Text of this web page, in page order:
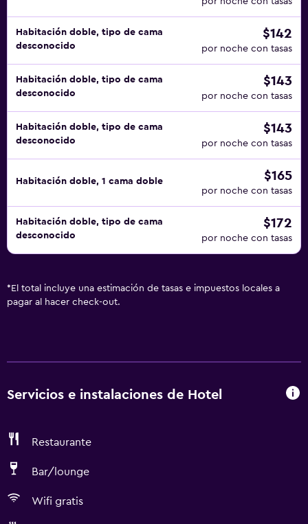
Habitación doble, tipo de cama
desconocido
$142
por noche con tasas
Habitación doble, tipo de cama
desconocido
$143
por noche con tasas
Habitación doble, tipo de cama
desconocido
$143
por noche con tasas
Habitación doble, 1 cama doble $165
por noche con tasas
Habitación doble, tipo de cama
desconocido
$172
por noche con tasas
* El total incluye una estimación de tasas e impuestos locales a
pagar al hacer check-out.
Servicios e instalaciones de Hotel
Restaurante
Bar/lounge
Wifi gratis